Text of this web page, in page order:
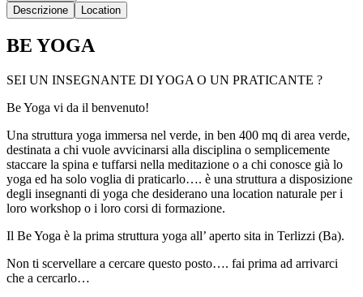
Descrizione
Location
BE YOGA
SEI UN INSEGNANTE DI YOGA O UN PRATICANTE ?
Be Yoga vi da il benvenuto!
Una struttura yoga immersa nel verde, in ben 400 mq di area verde,
destinata a chi vuole avvicinarsi alla disciplina o semplicemente
staccare la spina e tuffarsi nella meditazione o a chi conosce già lo
yoga ed ha solo voglia di praticarlo…. è una struttura a disposizione
degli insegnanti di yoga che desiderano una location naturale per i
loro workshop o i loro corsi di formazione.
Il Be Yoga è la prima struttura yoga all’ aperto sita in Terlizzi (Ba).
Non ti scervellare a cercare questo posto…. fai prima ad arrivarci
che a cercarlo…